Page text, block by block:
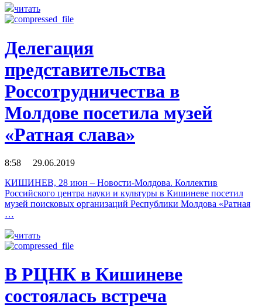
читать
Делегация
представительства
Россотрудничества в
Молдове посетила музей
«Ратная слава»
8:58 29.06.2019
КИШИНЕВ, 28 июн – Новости-Молдова. Коллектив
Российского центра науки и культуры в Кишиневе посетил
музей поисковых организаций Республики Молдова «Ратная
…
читать
В РЦНК в Кишиневе
состоялась встреча